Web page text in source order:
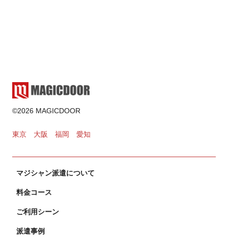
©2026 MAGICDOOR
東京 大阪 福岡 愛知
マジシャン派遣について
料金コース
ご利用シーン
派遣事例